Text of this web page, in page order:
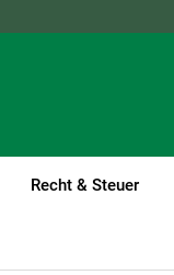
Recht & Steuer